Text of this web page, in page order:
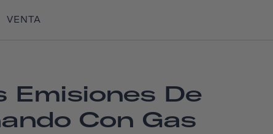
VENTA
Emisiones De
Con Gas